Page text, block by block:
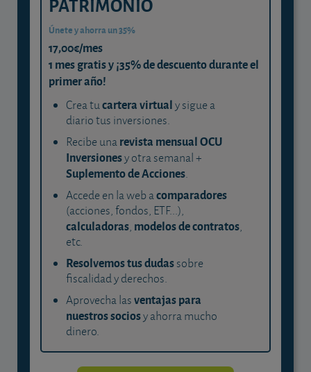
Únete y ahorra un 35%
17,00€/mes
1 mes gratis y ¡35% de descuento durante el
primer año!
Crea tucartera virtualy sigue a
diario tus inversiones.
Recibe unarevista mensual OCU
Inversionesy otra semanal +
Suplemento de Acciones.
Accede en la web acomparadores
(acciones, fondos, ETF...),
calculadoras, modelos de contratos,
etc.
Resolvemos tus dudassobre
fiscalidad y derechos.
Aprovecha lasventajas para
nuestros sociosy ahorra mucho
dinero.